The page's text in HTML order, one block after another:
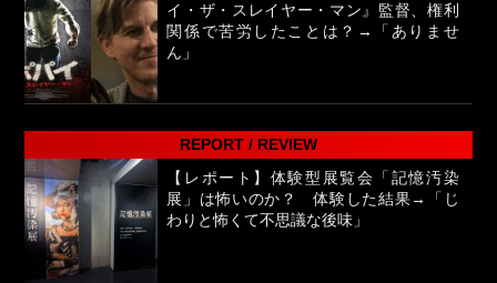
イ・ザ・スレイヤー・マン』監督、権利
関係で苦労したことは？→「ありませ
ん」
REPORT / REVIEW
【レポート】体験型展覧会「記憶汚染
展」は怖いのか？ 体験した結果→「じ
わりと怖くて不思議な後味」